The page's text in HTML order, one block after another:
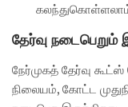
தேர்வு நடைபெறும்
நேர்முகத் தேர்வு
நிலையம், கோட்ட